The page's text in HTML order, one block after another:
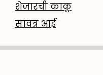
शेजारची काकू
सावत्र आई